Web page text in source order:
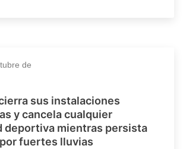
de
sus instalaciones
y cancela cualquier
deportiva mientras persista
fuertes lluvias